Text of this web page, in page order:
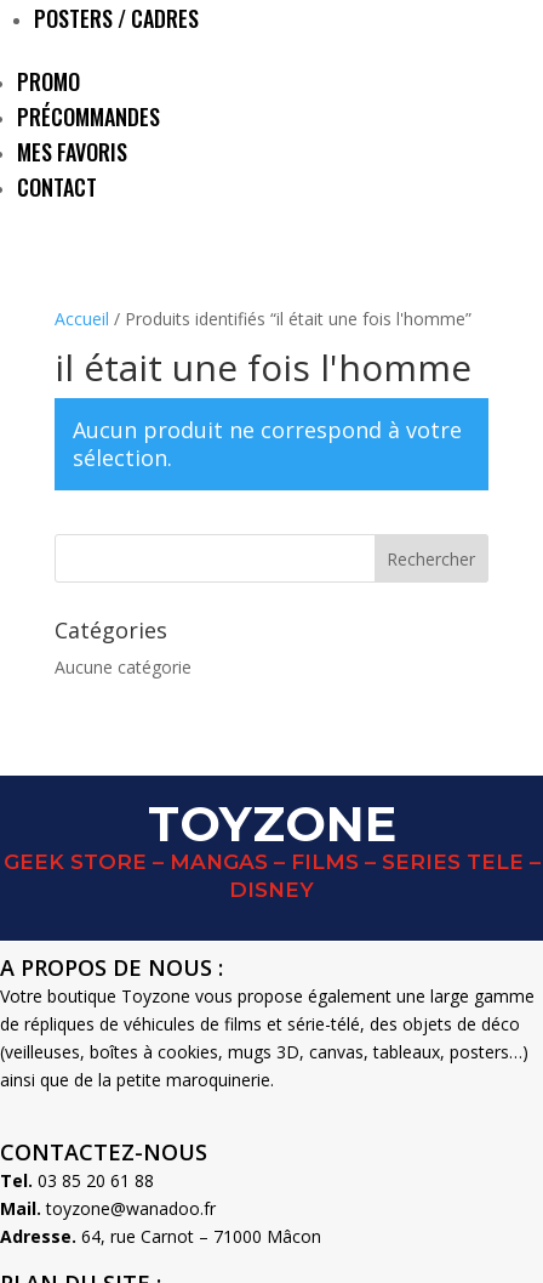
POSTERS / CADRES
PROMO
PRÉCOMMANDES
MES FAVORIS
CONTACT
Accueil / Produits identifiés “il était une fois l'homme”
il était une fois l'homme
Aucun produit ne correspond à votre
sélection.
Catégories
Aucune catégorie
TOYZONE
GEEK STORE – MANGAS – FILMS – SERIES TELE –
DISNEY
A PROPOS DE NOUS :
Votre boutique Toyzone vous propose également une large gamme
de répliques de véhicules de films et série-télé, des objets de déco
(veilleuses, boîtes à cookies, mugs 3D, canvas, tableaux, posters…)
ainsi que de la petite maroquinerie.
CONTACTEZ-NOUS
Tel. 03 85 20 61 88
Mail. toyzone@wanadoo.fr
Adresse. 64, rue Carnot – 71000 Mâcon